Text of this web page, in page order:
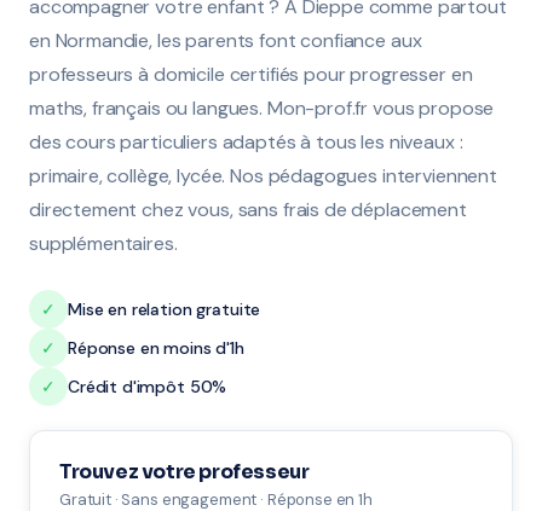
accompagner votre enfant ? À Dieppe comme partout
en Normandie, les parents font confiance aux
professeurs à domicile certifiés pour progresser en
maths, français ou langues. Mon-prof.fr vous propose
des cours particuliers adaptés à tous les niveaux :
primaire, collège, lycée. Nos pédagogues interviennent
directement chez vous, sans frais de déplacement
supplémentaires.
✓
Mise en relation gratuite
✓
Réponse en moins d'1h
✓
Crédit d'impôt 50%
Trouvez votre professeur
Gratuit · Sans engagement · Réponse en 1h